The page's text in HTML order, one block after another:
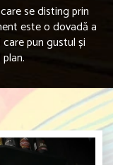
se disting prin
este o dovadă a
pun gustul și